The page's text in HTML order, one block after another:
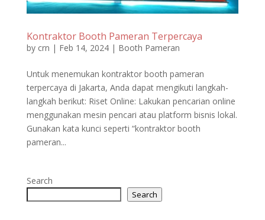
Kontraktor Booth Pameran Terpercaya
by crn | Feb 14, 2024| Booth Pameran
Untuk menemukan kontraktor booth pameran
terpercaya di Jakarta, Anda dapat mengikuti langkah-
langkah berikut: Riset Online: Lakukan pencarian online
menggunakan mesin pencari atau platform bisnis lokal.
Gunakan kata kunci seperti “kontraktor booth
pameran...
Search
Search